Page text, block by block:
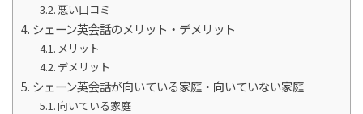
悪い口コミ
シェーン英会話のメリット・デメリット
メリット
デメリット
シェーン英会話が向いている家庭・向いていない家庭
向いている家庭